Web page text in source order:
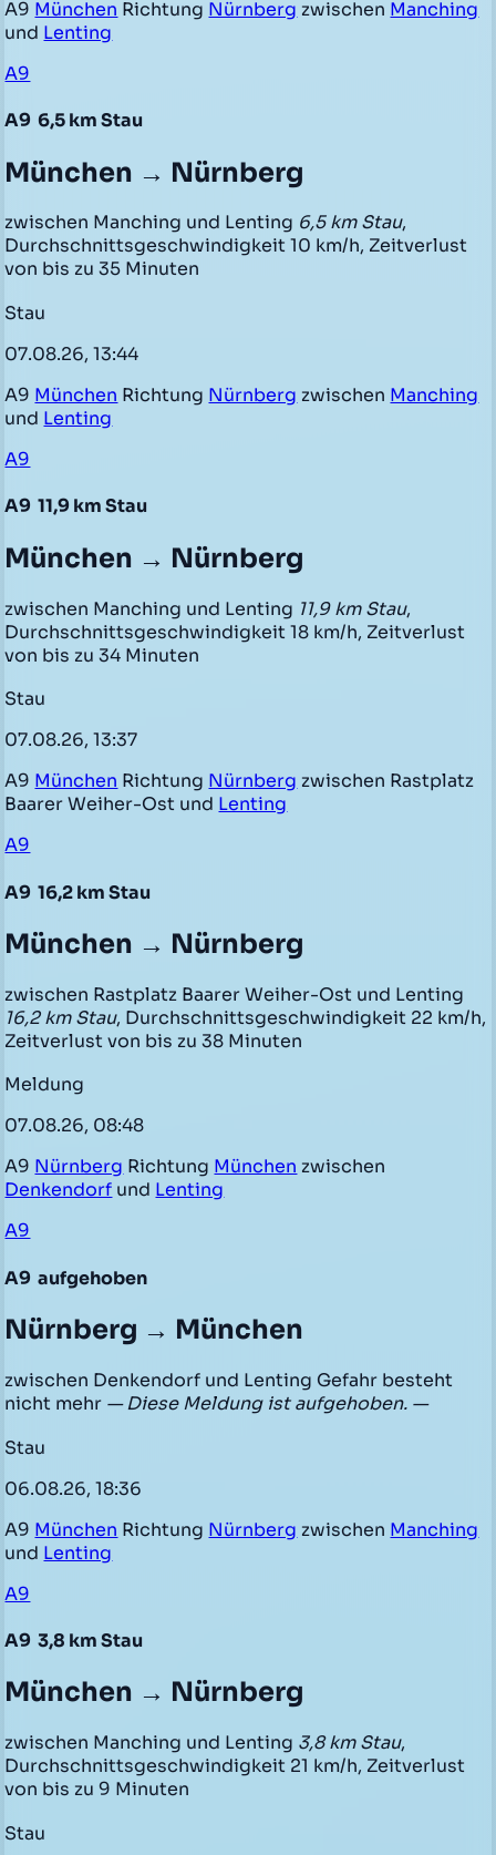
A9 München Richtung Nürnberg zwischen Manching
und Lenting
A9
A9 6,5 km Stau
München → Nürnberg
zwischen Manching und Lenting 6,5 km Stau,
Durchschnittsgeschwindigkeit 10 km/h, Zeitverlust
von bis zu 35 Minuten
Stau
07.08.26, 13:44
A9 München Richtung Nürnberg zwischen Manching
und Lenting
A9
A9 11,9 km Stau
München → Nürnberg
zwischen Manching und Lenting 11,9 km Stau,
Durchschnittsgeschwindigkeit 18 km/h, Zeitverlust
von bis zu 34 Minuten
Stau
07.08.26, 13:37
A9 München Richtung Nürnberg zwischen Rastplatz
Baarer Weiher-Ost und Lenting
A9
A9 16,2 km Stau
München → Nürnberg
zwischen Rastplatz Baarer Weiher-Ost und Lenting
16,2 km Stau, Durchschnittsgeschwindigkeit 22 km/h,
Zeitverlust von bis zu 38 Minuten
Meldung
07.08.26, 08:48
A9 Nürnberg Richtung München zwischen
Denkendorf und Lenting
A9
A9 aufgehoben
Nürnberg → München
zwischen Denkendorf und Lenting Gefahr besteht
nicht mehr — Diese Meldung ist aufgehoben. —
Stau
06.08.26, 18:36
A9 München Richtung Nürnberg zwischen Manching
und Lenting
A9
A9 3,8 km Stau
München → Nürnberg
zwischen Manching und Lenting 3,8 km Stau,
Durchschnittsgeschwindigkeit 21 km/h, Zeitverlust
von bis zu 9 Minuten
Stau